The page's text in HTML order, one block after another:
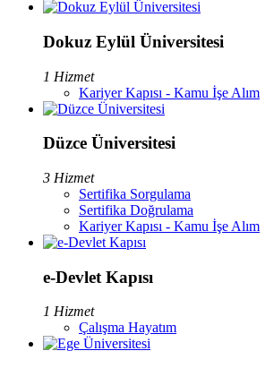
Dokuz Eylül Üniversitesi
1 Hizmet
Kariyer Kapısı - Kamu İşe Alım
Düzce Üniversitesi
3 Hizmet
Sertifika Sorgulama
Sertifika Doğrulama
Kariyer Kapısı - Kamu İşe Alım
e-Devlet Kapısı
1 Hizmet
Çalışma Hayatım